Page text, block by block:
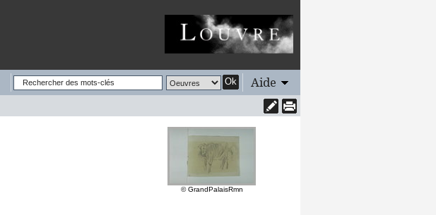
Ok Aide
© GrandPalaisRmn